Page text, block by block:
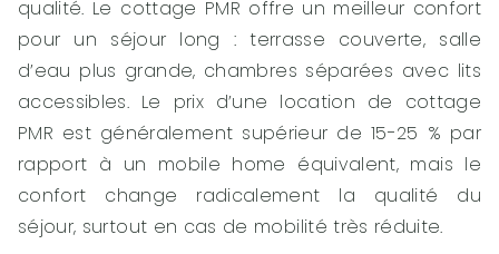
qualité. Le cottage PMR offre un meilleur confort
pour un séjour long : terrasse couverte, salle
d’eau plus grande, chambres séparées avec lits
accessibles. Le prix d’une location de cottage
PMR est généralement supérieur de 15-25 % par
rapport à un mobile home équivalent, mais le
confort change radicalement la qualité du
séjour, surtout en cas de mobilité très réduite.